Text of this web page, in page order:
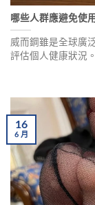
哪些人群應避免使
威而鋼雖是全球廣
評估個人健康狀況
忌症，理性選擇才
16
6月